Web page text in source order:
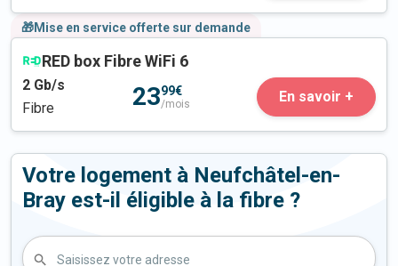
🎁Mise en service offerte sur demande
RED box Fibre WiFi 6
2 Gb/s
Fibre
2399€
/mois En savoir +
Votre logement à Neufchâtel-en-
Bray est-il éligible à la fibre ?
Saisissez votre adresse